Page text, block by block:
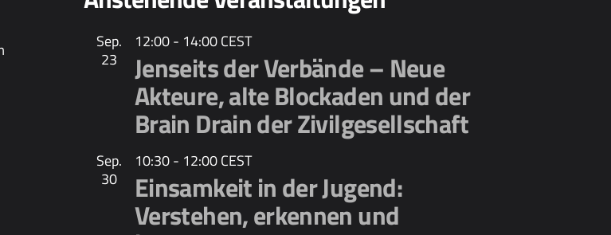
Sep.
23
12:00- 14:00CEST
Jenseits der Verbände – Neue
Akteure, alte Blockaden und der
Brain Drain der Zivilgesellschaft
Sep.
30
10:30- 12:00CEST
Einsamkeit in der Jugend:
Verstehen, erkennen und